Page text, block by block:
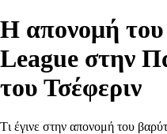
Η απονομή
League στην
του Τσέφεριν
Tι έγινε στην απονομή του